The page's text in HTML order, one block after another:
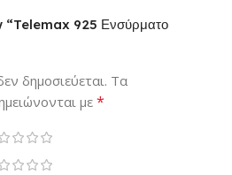
925 Ενσύρματο
δημοσιεύεται. Τα
με *